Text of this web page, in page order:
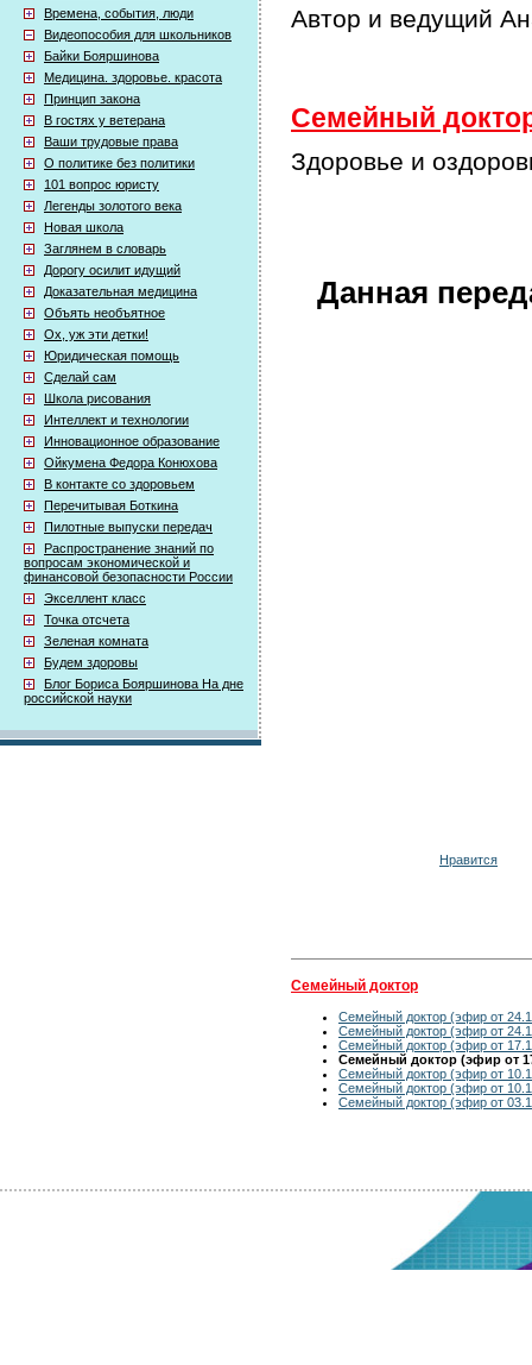
Времена, события, люди
Видеопособия для школьников
Байки Бояршинова
Медицина. здоровье. красота
Принцип закона
В гостях у ветерана
Ваши трудовые права
О политике без политики
101 вопрос юристу
Легенды золотого века
Новая школа
Заглянем в словарь
Дорогу осилит идущий
Доказательная медицина
Объять необъятное
Ох, уж эти детки!
Юридическая помощь
Сделай сам
Школа рисования
Интеллект и технологии
Инновационное образование
Ойкумена Федора Конюхова
В контакте со здоровьем
Перечитывая Боткина
Пилотные выпуски передач
Распространение знаний по
вопросам экономической и
финансовой безопасности России
Экселлент класс
Точка отсчета
Зеленая комната
Будем здоровы
Блог Бориса Бояршинова На дне
российской науки
Автор и ведущий
Семейный
Здоровье и
Данная
Нравится
Семейный доктор
Семейный доктор (эфир от
Семейный доктор (эфир от
Семейный доктор (эфир от
Семейный доктор (эфир от
Семейный доктор (эфир от
Семейный доктор (эфир от
Семейный доктор (эфир от